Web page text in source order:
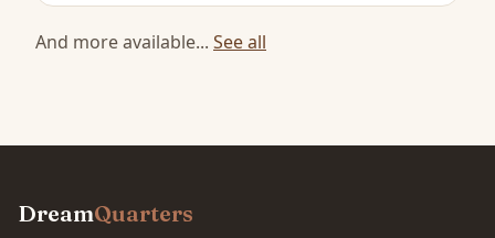
And more available... See all
DreamQuarters